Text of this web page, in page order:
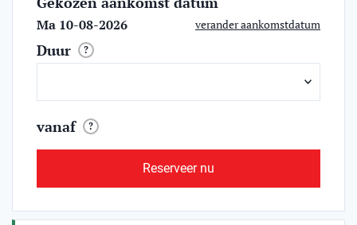
Ma 10-08-2026 verander aankomstdatum
Duur ?
vanaf ?
Reserveer nu